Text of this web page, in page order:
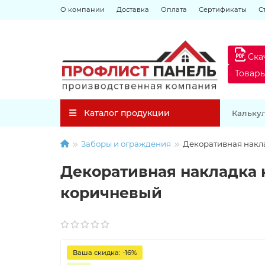
О компании Доставка Оплата Сертификаты
Каталог продукции
Заборы и ограждения Декоративная
Декоративная
коричневый
Ваша скидка: -16%